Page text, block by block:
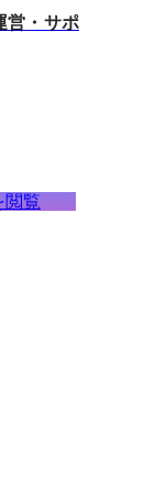
営・サポ
閲覧